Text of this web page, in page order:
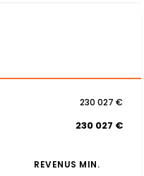
230 027 €
230 027 €
REVENUS MIN.